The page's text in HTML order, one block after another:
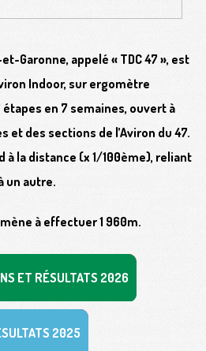
Garonne, appelé « TDC 47 », est
Indoor, sur ergomètre
en 7 semaines, ouvert à
et des sections de l’Aviron du 47.
à la distance (x 1/100ème), reliant
un autre.
à effectuer 1 960m.
ET RÉSULTATS 2026
2025